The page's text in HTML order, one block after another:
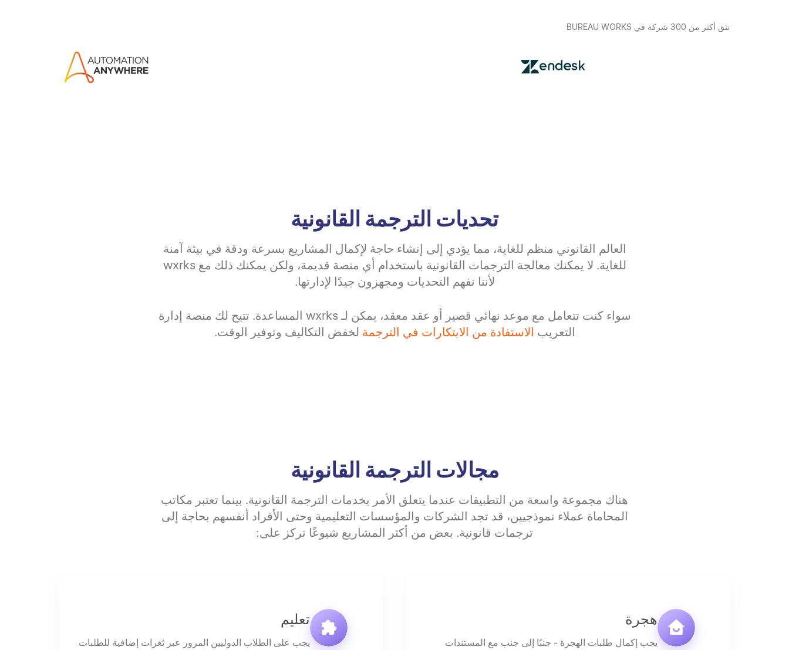
تثق أكثر من 300 شركة في BUREAU WORKS
تحديات الترجمة القانونية
العالم القانوني منظم للغاية، مما يؤدي إلى إنشاء حاجة لإكمال المشاريع بسرعة ودقة في بيئة آمنة
للغاية. لا يمكنك معالجة الترجمات القانونية باستخدام أي منصة قديمة، ولكن يمكنك ذلك مع wxrks
لأننا نفهم التحديات ومجهزون جيدًا لإدارتها.
سواء كنت تتعامل مع موعد نهائي قصير أو عقد معقد، يمكن لـ wxrks المساعدة. تتيح لك منصة إدارة
التعريب الاستفادة من الابتكارات في الترجمة لخفض التكاليف وتوفير الوقت.
مجالات الترجمة القانونية
هناك مجموعة واسعة من التطبيقات عندما يتعلق الأمر بخدمات الترجمة القانونية. بينما تعتبر مكاتب
المحاماة عملاء نموذجيين، قد تجد الشركات والمؤسسات التعليمية وحتى الأفراد أنفسهم بحاجة إلى
ترجمات قانونية. بعض من أكثر المشاريع شيوعًا تركز على:
هجرة
يجب إكمال طلبات الهجرة - جنبًا إلى جنب مع المستندات
تعليم
يجب على الطلاب الدوليين المرور عبر ثغرات إضافية للطلبات